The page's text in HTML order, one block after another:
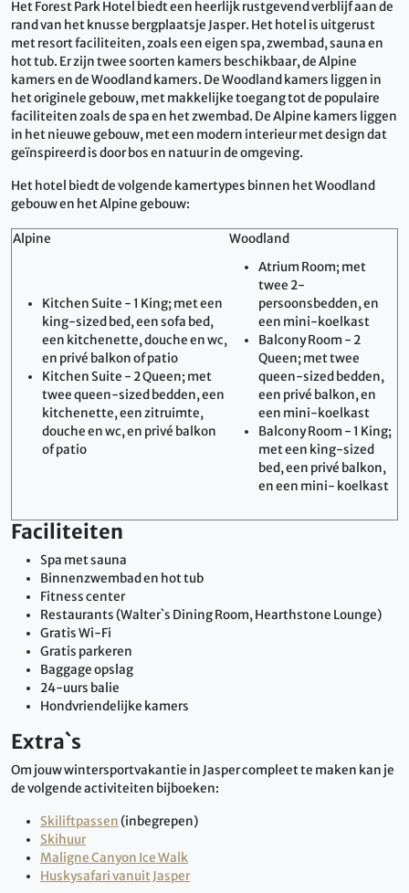
Het Forest Park Hotel biedt een heerlijk rustgevend verblijf aan de
rand van het knusse bergplaatsje Jasper. Het hotel is uitgerust
met resort faciliteiten, zoals een eigen spa, zwembad, sauna en
hot tub. Er zijn twee soorten kamers beschikbaar, de Alpine
kamers en de Woodland kamers. De Woodland kamers liggen in
het originele gebouw, met makkelijke toegang tot de populaire
faciliteiten zoals de spa en het zwembad. De Alpine kamers liggen
in het nieuwe gebouw, met een modern interieur met design dat
geïnspireerd is door bos en natuur in de omgeving.
Het hotel biedt de volgende kamertypes binnen het Woodland
gebouw en het Alpine gebouw:
Alpine Woodland
Kitchen Suite - 1 King; met een
king-sized bed, een sofa bed,
een kitchenette, douche en wc,
en privé balkon of patio
Kitchen Suite - 2 Queen; met
twee queen-sized bedden, een
kitchenette, een zitruimte,
douche en wc, en privé balkon
of patio
Atrium Room; met
twee 2-
persoonsbedden, en
een mini-koelkast
Balcony Room - 2
Queen; met twee
queen-sized bedden,
een privé balkon, en
een mini-koelkast
Balcony Room - 1 King;
met een king-sized
bed, een privé balkon,
en een mini- koelkast
Faciliteiten
Spa met sauna
Binnenzwembad en hot tub
Fitness center
Restaurants (Walter`s Dining Room, Hearthstone Lounge)
Gratis Wi-Fi
Gratis parkeren
Baggage opslag
24-uurs balie
Hondvriendelijke kamers
Extra`s
Om jouw wintersportvakantie in Jasper compleet te maken kan je
de volgende activiteiten bijboeken:
Skiliftpassen(inbegrepen)
Skihuur
Maligne Canyon Ice Walk
Huskysafari vanuit Jasper